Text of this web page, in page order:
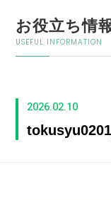
お役立ち情
USEFUL INFORMATION
2026.02.10